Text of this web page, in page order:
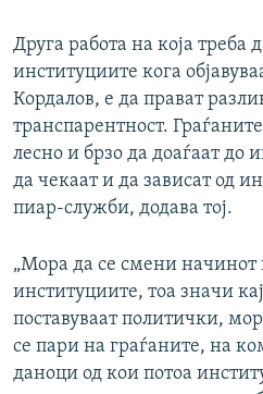
Друга работа на која треба
институциите кога
Кордалов, е да прават
транспарентност.
лесно и брзо да доаѓаат до
да чекаат и да зависат од
пиар-служби, додава тој.
„Мора да се смени начинот
институциите, тоа значи
поставуваат политички,
се пари на граѓаните, на
даноци од кои потоа